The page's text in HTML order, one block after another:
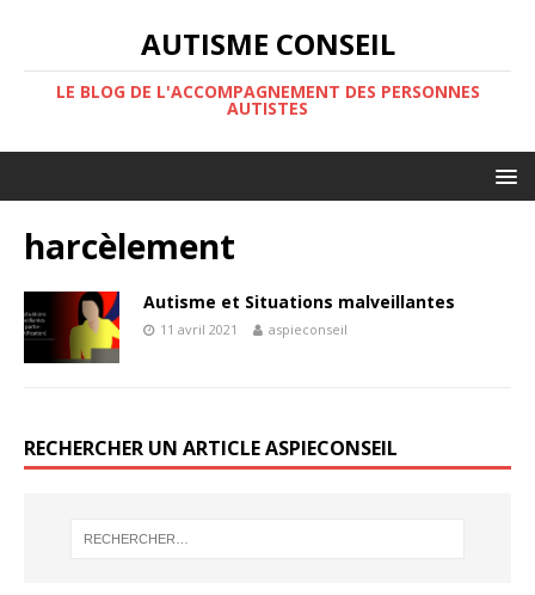
AUTISME CONSEIL
LE BLOG DE L'ACCOMPAGNEMENT DES PERSONNES
AUTISTES
harcèlement
Autisme et Situations malveillantes
11 avril 2021 aspieconseil
RECHERCHER UN ARTICLE ASPIECONSEIL